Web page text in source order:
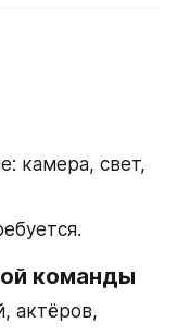
камера, свет,
команды
актёров,